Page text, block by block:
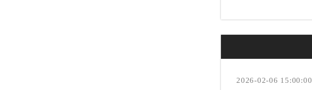
2026-02-06 15:00:00